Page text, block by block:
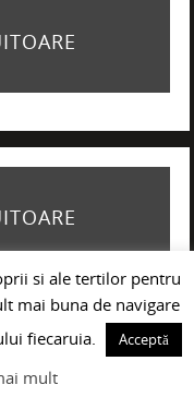
si ale tertilor pentru
mai buna de navigare
fiecaruia.
Acceptă
mult